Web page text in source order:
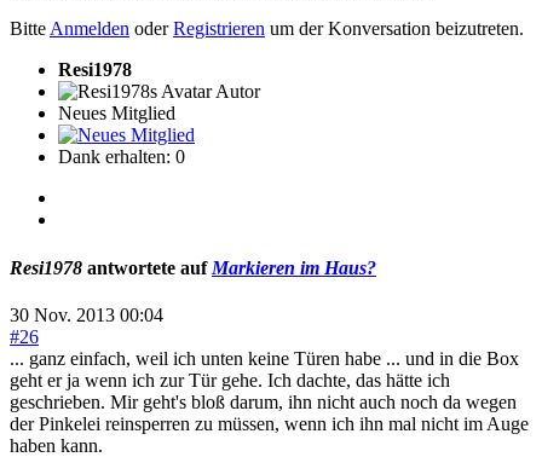
BitteAnmelden oderRegistrieren um der Konversation beizutreten.
Resi1978
Autor
Neues Mitglied
Dank erhalten: 0
Resi1978 antwortete auf Markieren im Haus?
30 Nov. 2013 00:04
#26
... ganz einfach, weil ich unten keine Türen habe ... und in die Box
geht er ja wenn ich zur Tür gehe. Ich dachte, das hätte ich
geschrieben. Mir geht's bloß darum, ihn nicht auch noch da wegen
der Pinkelei reinsperren zu müssen, wenn ich ihn mal nicht im Auge
haben kann.